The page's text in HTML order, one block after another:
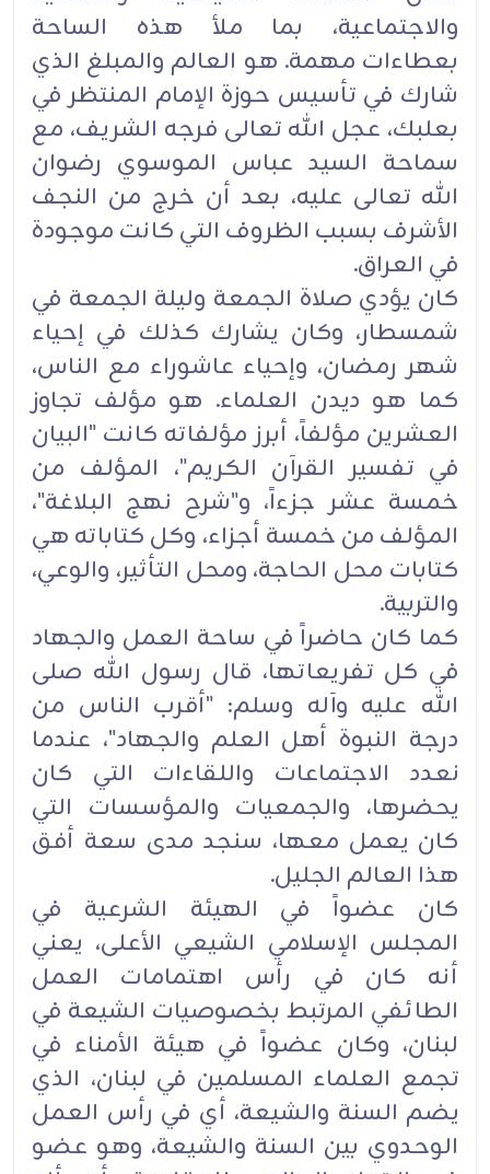
والاجتماعية، بما ملأ هذه الساحة
بعطاءات مهمة. هو العالم والمبلغ الذي
‏شارك في تأسيس حوزة الإمام المنتظر في
بعلبك، عجل الله تعالى فرجه الشريف، مع
سماحة السيد عباس الموسوي ‏رضوان
الله تعالى عليه، بعد أن خرج من النجف
الأشرف بسبب الظروف التي كانت موجودة
في العراق‎.‎
كان يؤدي صلاة الجمعة وليلة الجمعة في
شمسطار، وكان يشارك كذلك في إحياء
شهر رمضان، وإحياء عاشوراء ‏مع الناس،
كما هو ديدن العلماء. هو مؤلف تجاوز
العشرين مؤلفاً، أبرز مؤلفاته كانت "البيان
في تفسير القرآن ‏الكريم"، المؤلف من
خمسة عشر جزءاً، و"شرح نهج البلاغة"،
المؤلف من خمسة أجزاء، وكل كتاباته هي
كتابات ‏محل الحاجة، ومحل التأثير، والوعي،
والتربية‎.‎
كما كان حاضراً في ساحة العمل والجهاد
في كل تفريعاتها، قال رسول الله صلى
الله عليه وآله وسلم: "أقرب الناس ‏من
درجة النبوة أهل العلم والجهاد"، عندما
نعدد الاجتماعات واللقاءات التي كان
يحضرها، والجمعيات والمؤسسات ‏التي
كان يعمل معها، سنجد مدى سعة أفق
هذا العالم الجليل‎.‎
كان عضواً في الهيئة الشرعية في
المجلس الإسلامي الشيعي الأعلى، يعني
أنه كان في رأس اهتمامات العمل
الطائفي ‏المرتبط بخصوصيات الشيعة في
لبنان، وكان عضواً في هيئة الأمناء في
تجمع العلماء المسلمين في لبنان، الذي
يضم ‏السنة والشيعة، أي في رأس العمل
الوحدوي بين السنة والشيعة، وهو عضو